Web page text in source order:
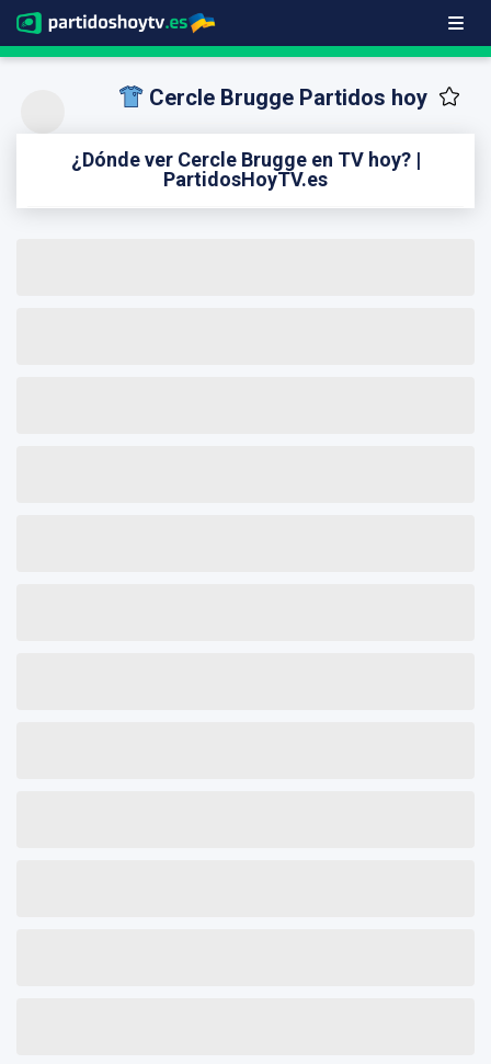
Cercle Brugge Partidos hoy
¿Dónde ver Cercle Brugge en TV hoy? |
PartidosHoyTV.es